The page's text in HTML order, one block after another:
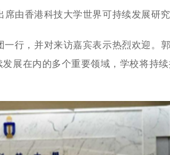
由香港科技大学世界可持续发展研
行，并对来访嘉宾表示热烈欢迎。
展在内的多个重要领域，学校将持